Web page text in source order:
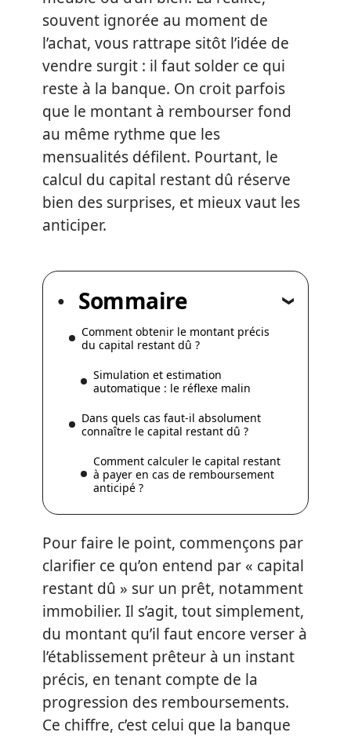
souvent ignorée au moment de
l’achat, vous rattrape sitôt l’idée de
vendre surgit : il faut solder ce qui
reste à la banque. On croit parfois
que le montant à rembourser fond
au même rythme que les
mensualités défilent. Pourtant, le
calcul du capital restant dû réserve
bien des surprises, et mieux vaut les
anticiper.
Sommaire
Comment obtenir le montant précis
du capital restant dû ?
Simulation et estimation
automatique : le réflexe malin
Dans quels cas faut-il absolument
connaître le capital restant dû ?
Comment calculer le capital restant
à payer en cas de remboursement
anticipé ?
Pour faire le point, commençons par
clarifier ce qu’on entend par « capital
restant dû » sur un prêt, notamment
immobilier. Il s’agit, tout simplement,
du montant qu’il faut encore verser à
l’établissement prêteur à un instant
précis, en tenant compte de la
progression des remboursements.
Ce chiffre, c’est celui que la banque